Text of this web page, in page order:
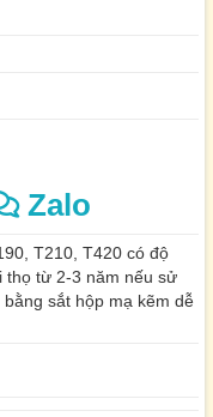
Zalo
T210, T420 có độ
thọ từ 2-3 năm nếu sử
sắt hộp mạ kẽm dễ